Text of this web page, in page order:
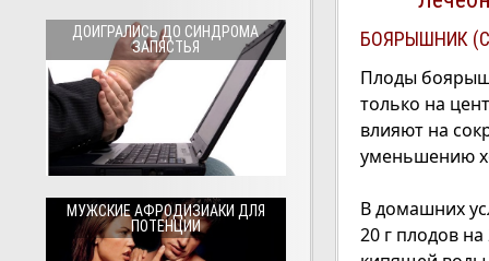
БОЯРЫШНИК
Плоды
только на
влияют на
уменьшению
В домашних
20 г плодов
ДОИГРАЛИСЬ ДО СИНДРОМА
ЗАПЯСТЬЯ
МУЖСКИЕ АФРОДИЗИАКИ ДЛЯ
ПОТЕНЦИИ